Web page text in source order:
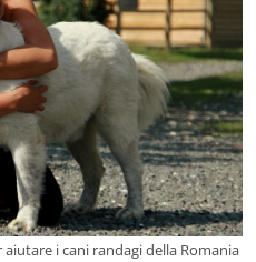
i cani randagi della Romania